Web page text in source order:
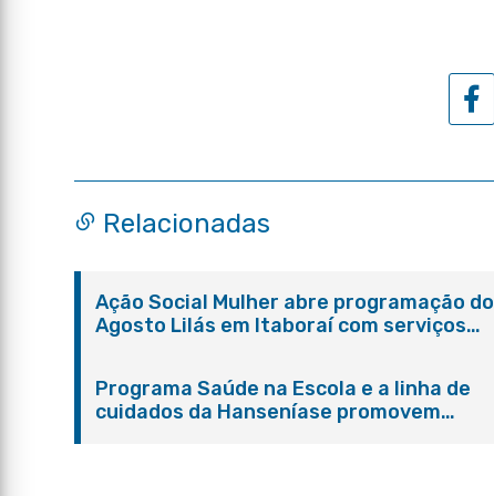
Relacionadas
Ação Social Mulher abre programação do
Agosto Lilás em Itaboraí com serviços
Programa Saúde na Escola e a linha de
cuidados da Hanseníase promovem